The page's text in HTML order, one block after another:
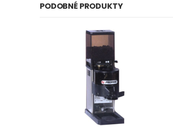
PODOBNÉ PRODUKTY